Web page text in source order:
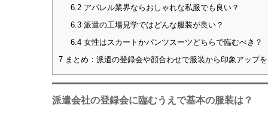
6.2アパレル業界ならおしゃれな私服でも良い？
6.3派遣の工場見学ではどんな服装が良い？
6.4女性はスカートかパンツスーツどちらで臨むべき？
7 まとめ：派遣の登録会や顔合わせで服装から印象アップ
派遣会社の登録会に臨むうえで基本の服装は？